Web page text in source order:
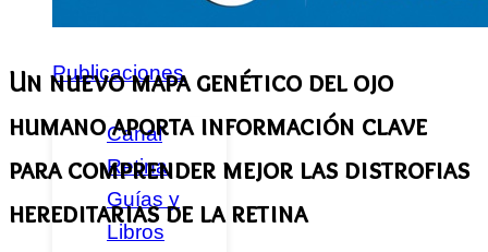
Publicaciones
Canal
Retina
Guías y
Libros
Un nuevo mapa genético del ojo
humano aporta información clave
para comprender mejor las distrofias
hereditarias de la retina